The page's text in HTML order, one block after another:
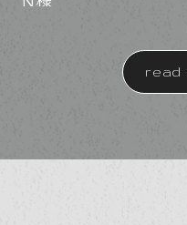
いつも親身にお話を
購入することができま
また何かあれば、そ
read